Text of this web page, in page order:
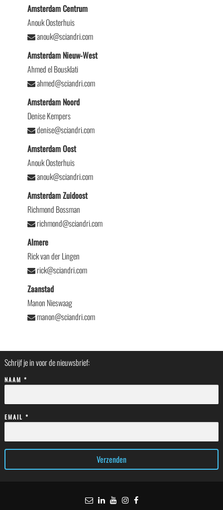
Amsterdam Centrum
Anouk Oosterhuis
anouk@sciandri.com
Amsterdam Nieuw-West
Ahmed el Bousklati
ahmed@sciandri.com
Amsterdam Noord
Denise Kempers
denise@sciandri.com
Amsterdam Oost
Anouk Oosterhuis
anouk@sciandri.com
Amsterdam Zuidoost
Richmond Bossman
richmond@sciandri.com
Almere
Rick van der Lingen
rick@sciandri.com
Zaanstad
Manon Nieswaag
manon@sciandri.com
Schrijf je in voor de nieuwsbrief:
NAAM *
EMAIL *